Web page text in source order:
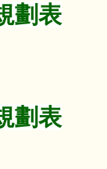
劃表
劃表